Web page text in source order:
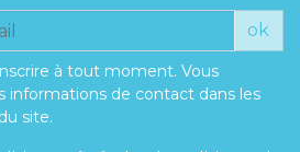
ok
à tout moment. Vous
informations de contact dans les
site.